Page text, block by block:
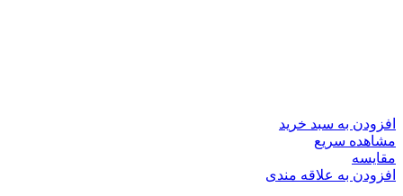
افزودن به سبد خرید
مشاهده سریع
مقایسه
افزودن به علاقه مندی